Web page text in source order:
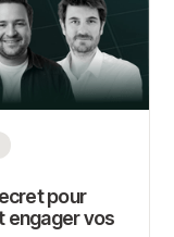
pour
engager vos